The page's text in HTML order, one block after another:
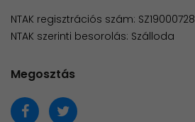
NTAK regisztrációs szám: SZ19000728
NTAK szerinti besorolás: Szálloda
Megosztás